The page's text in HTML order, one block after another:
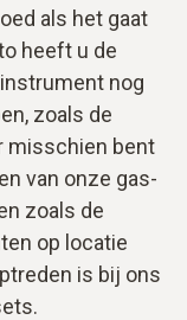
als het gaat
heeft u de
nog
zoals de
misschien bent
van onze gas-
zoals de
op locatie
is bij ons